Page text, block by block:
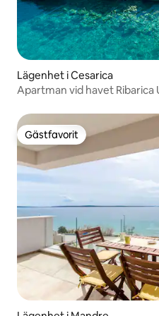
Lägenhet i Cesarica
Apartman vid havet Ribarica
Gästfavorit
Gästfavorit